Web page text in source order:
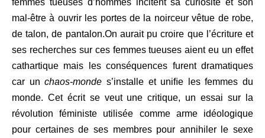
femmes tueuses d’hommes incitent sa curiosité et son
mal-être à ouvrir les portes de la noirceur vêtue de robe,
de talon, de pantalon.On aurait pu croire que l’écriture et
ses recherches sur ces femmes tueuses aient eu un effet
cathartique mais les conséquences furent dramatiques
car unchaos-monde s’installe et uniﬁe les femmes du
monde. Cet écrit se veut une critique, un essai sur la
révolution féministe utilisée comme arme idéologique
pour certaines de ses membres pour annihiler le sexe